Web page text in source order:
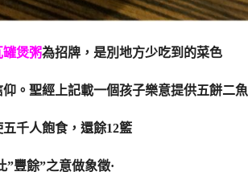
罐煲粥為招牌，是別地方少吃到的菜色
。聖經上記載一個孩子樂意提供五餅二魚
千人飽食，還餘12籃
”豐餘”之意做象徵·